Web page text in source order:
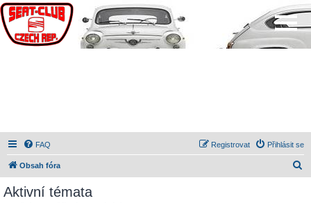
FAQ Přihlásit se
Registrovat
Obsah fóra
Aktivní témata